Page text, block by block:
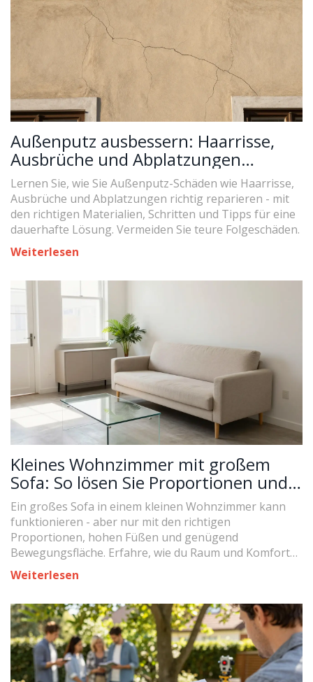
Außenputz ausbessern: Haarrisse,
Ausbrüche und Abplatzungen
professionell reparieren
Lernen Sie, wie Sie Außenputz-Schäden wie Haarrisse,
Ausbrüche und Abplatzungen richtig reparieren - mit
den richtigen Materialien, Schritten und Tipps für eine
dauerhafte Lösung. Vermeiden Sie teure Folgeschäden.
Weiterlesen
Kleines Wohnzimmer mit großem
Sofa: So lösen Sie Proportionen und
Wegeführung richtig
Ein großes Sofa in einem kleinen Wohnzimmer kann
funktionieren - aber nur mit den richtigen
Proportionen, hohen Füßen und genügend
Bewegungsfläche. Erfahre, wie du Raum und Komfort
vereinbarst.
Weiterlesen